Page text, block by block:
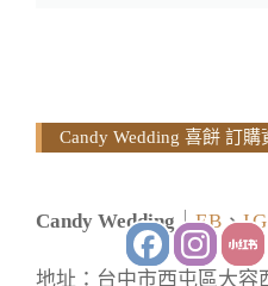
Candy Wedding 喜餅 訂購
Candy Wedding ｜FB 、IG
地址：台中市西屯區大容